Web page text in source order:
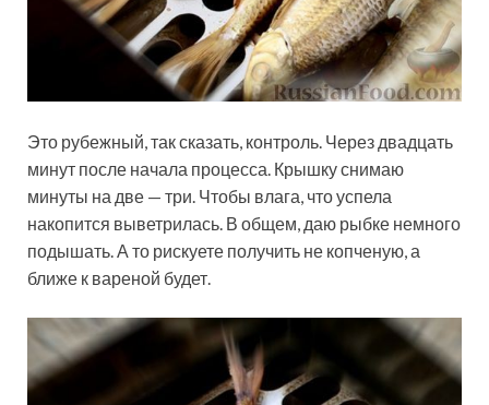
Это рубежный, так сказать, контроль. Через двадцать
минут после начала процесса. Крышку снимаю
минуты на две — три. Чтобы влага, что успела
накопится выветрилась. В общем, даю рыбке немного
подышать. А то рискуете получить не копченую, а
ближе к вареной будет.